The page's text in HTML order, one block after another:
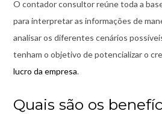
O contador consultor reúne toda a
para interpretar as informações de
analisar os diferentes cenários
tenham o objetivo de potencializar o
lucro da empresa.
Quais são os